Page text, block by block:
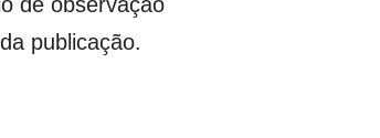
publicação.